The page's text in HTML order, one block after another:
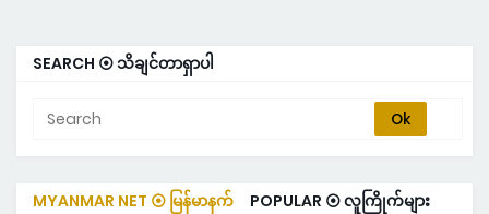
SEARCH ⦿ သိချင်တာရှာပါ
MYANMAR NET ⦿ မြန်မာနက် POPULAR ⦿ လူကြိုက်များ